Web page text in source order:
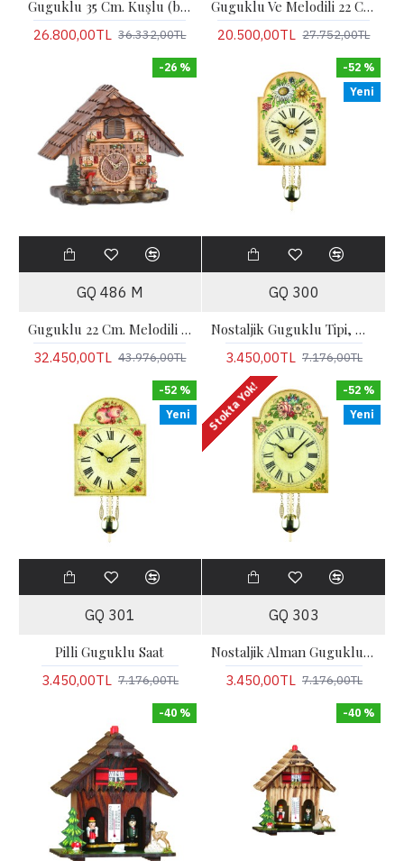
Guguklu 35 Cm. Kuşlu (beyaz) Pilli
26.800,00TL 36.332,00TL
Guguklu Ve Melodili 22 Cm.
20.500,00TL 27.752,00TL
-26 %
GQ 486 M
Guguklu 22 Cm. Melodili Çatılı Konsol Tipi Masa
32.450,00TL 43.976,00TL
Yeni
-52 %
GQ 300
Nostaljik Guguklu Tipi, Minik, El Boyaması 18 Cm.
3.450,00TL 7.176,00TL
Yeni
-52 %
GQ 301
Pilli Guguklu Saat
3.450,00TL 7.176,00TL
Yeni
-52 %
Stokta Yok!
GQ 303
Nostaljik Alman Guguklu Tipi, Minik, El Boyaması 18 Cm.
3.450,00TL 7.176,00TL
-40 % -40 %